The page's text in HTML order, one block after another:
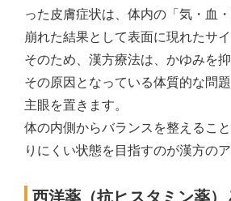
った皮膚症状は、体内の「気・血
崩れた結果として表面に現れたサイ
そのため、漢方療法は、かゆみを抑
その原因となっている体質的な問
主眼を置きます。
体の内側からバランスを整えるこ
りにくい状態を目指すのが漢方のア